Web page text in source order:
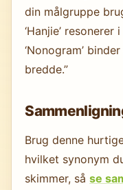
din målgruppe
‘Hanjie’
‘Nonogram’
bredde.”
Brug denne
hvilket synonym
skimmer, såse